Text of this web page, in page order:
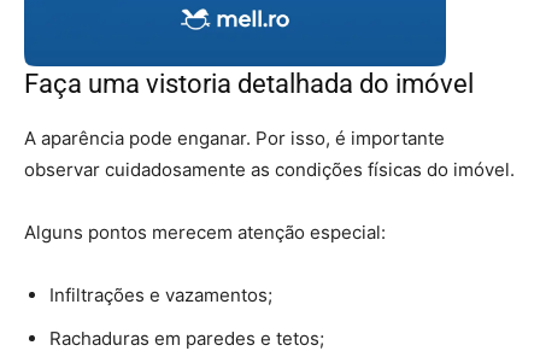
Faça uma vistoria detalhada do imóvel
A aparência pode enganar. Por isso, é importante
observar cuidadosamente as condições físicas do imóvel.
Alguns pontos merecem atenção especial:
Infiltrações e vazamentos;
Rachaduras em paredes e tetos;